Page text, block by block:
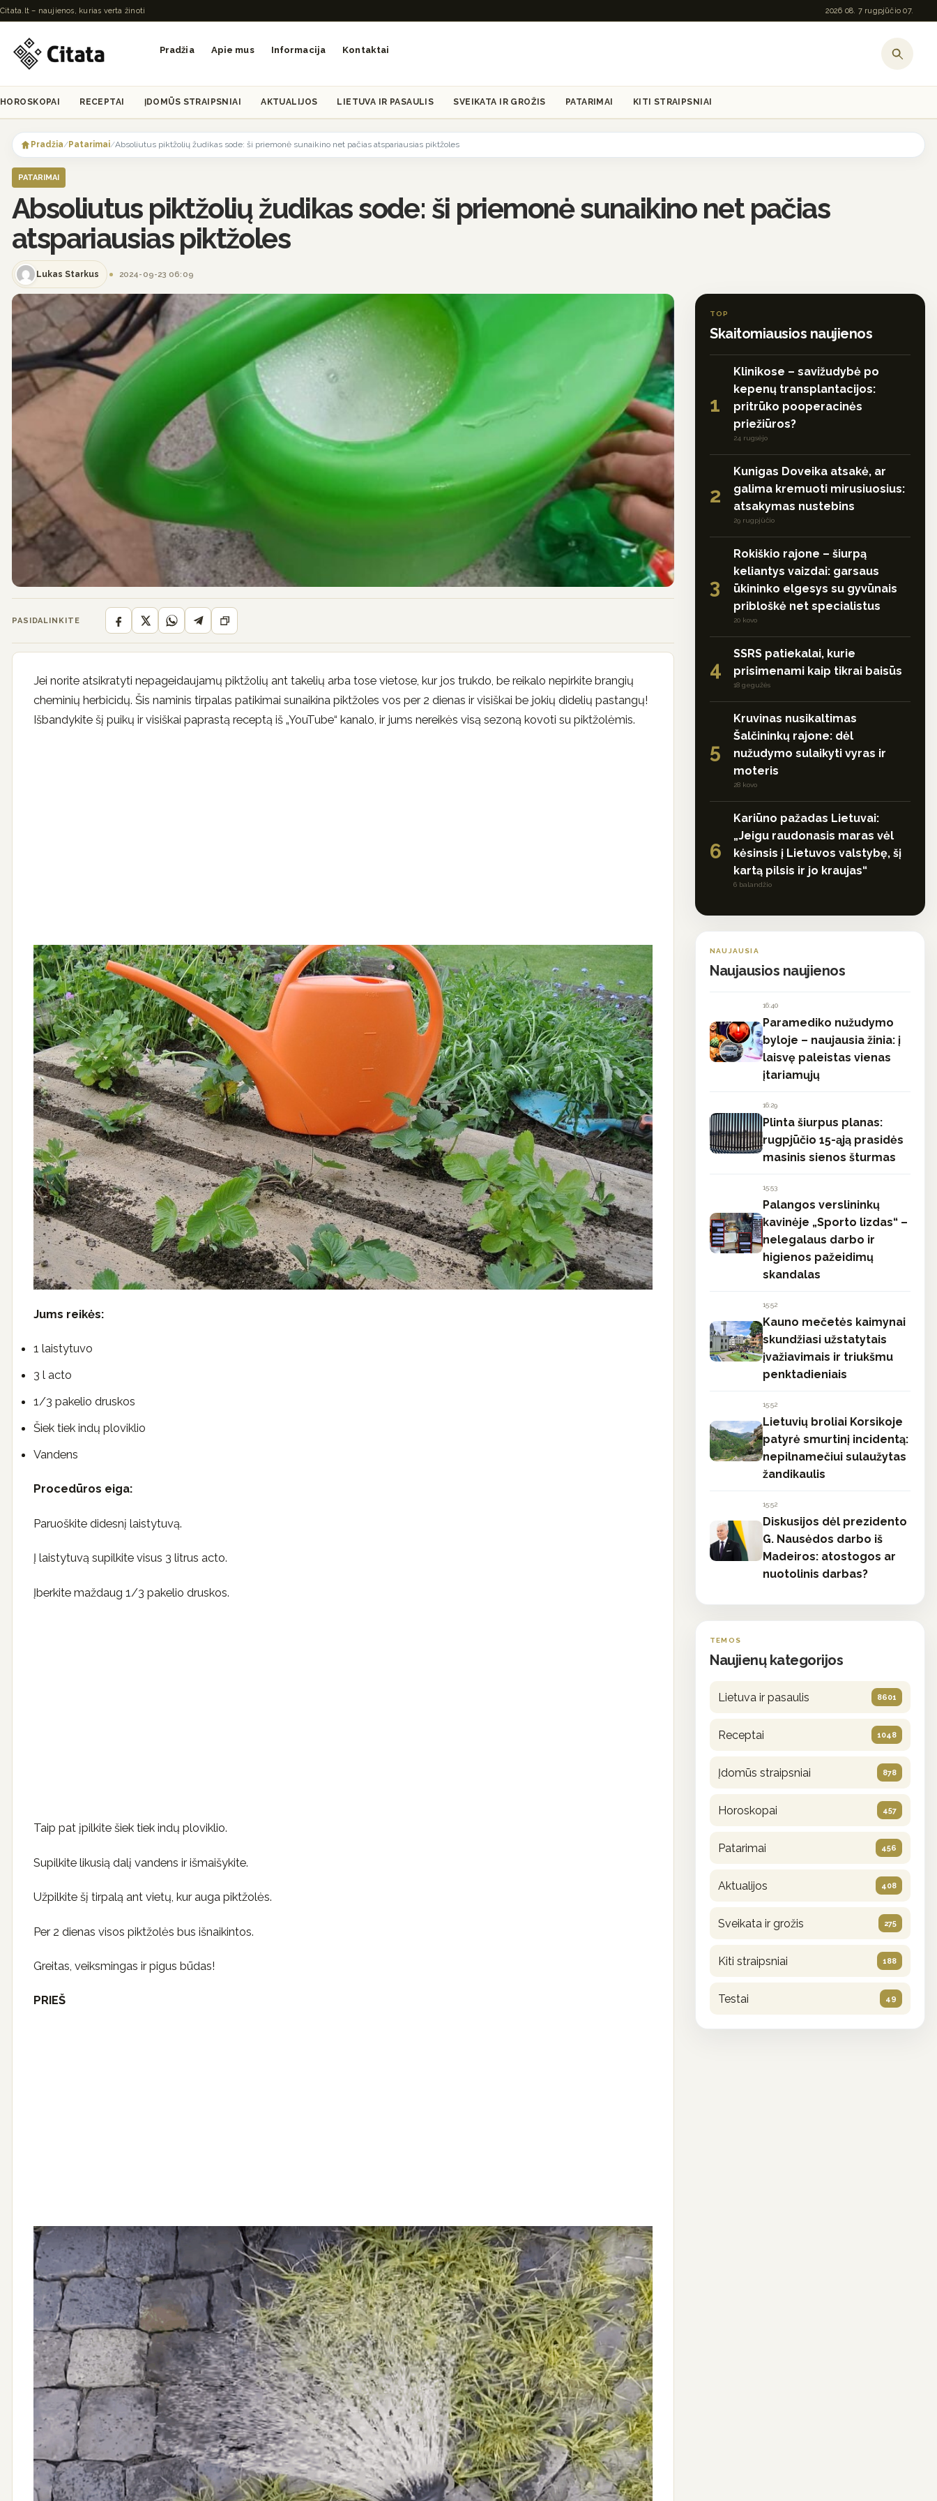
Citata.lt – naujienos, kurias verta žinoti 2026 08. 7 rugpjūčio 07.
Pradžia Apie mus Informacija Kontaktai
HOROSKOPAI RECEPTAI ĮDOMŪS STRAIPSNIAI AKTUALIJOS LIETUVA IR PASAULIS SVEIKATA IR GROŽIS PATARIMAI KITI STRAIPSNIAI
Pradžia/Patarimai/Absoliutus piktžolių žudikas sode: ši priemonė sunaikino net pačias atspariausias piktžoles
PATARIMAI
Absoliutus piktžolių žudikas sode: ši priemonė sunaikino net pačias
atspariausias piktžoles
Lukas Starkus 2024-09-23 06:09
PASIDALINKITE
Jei norite atsikratyti nepageidaujamų piktžolių ant takelių arba tose vietose, kur jos trukdo, be reikalo nepirkite brangių
cheminių herbicidų. Šis naminis tirpalas patikimai sunaikina piktžoles vos per 2 dienas ir visiškai be jokių didelių pastangų!
Išbandykite šį puikų ir visiškai paprastą receptą iš „YouTube“ kanalo, ir jums nereikės visą sezoną kovoti su piktžolėmis.
Jums reikės:
1 laistytuvo
3 l acto
1/3 pakelio druskos
Šiek tiek indų ploviklio
Vandens
Procedūros eiga:
Paruoškite didesnį laistytuvą.
Į laistytuvą supilkite visus 3 litrus acto.
Įberkite maždaug 1/3 pakelio druskos.
Taip pat įpilkite šiek tiek indų ploviklio.
Supilkite likusią dalį vandens ir išmaišykite.
Užpilkite šį tirpalą ant vietų, kur auga piktžolės.
Per 2 dienas visos piktžolės bus išnaikintos.
Greitas, veiksmingas ir pigus būdas!
PRIEŠ
TOP
Skaitomiausios naujienos
1
Klinikose – savižudybė po
kepenų transplantacijos:
pritrūko pooperacinės
priežiūros?
24 rugsėjo
2
Kunigas Doveika atsakė, ar
galima kremuoti mirusiuosius:
atsakymas nustebins
29 rugpjūčio
3
Rokiškio rajone – šiurpą
keliantys vaizdai: garsaus
ūkininko elgesys su gyvūnais
pribloškė net specialistus
20 kovo
4
SSRS patiekalai, kurie
prisimenami kaip tikrai baisūs
18 gegužės
5
Kruvinas nusikaltimas
Šalčininkų rajone: dėl
nužudymo sulaikyti vyras ir
moteris
28 kovo
6
Kariūno pažadas Lietuvai:
„Jeigu raudonasis maras vėl
kėsinsis į Lietuvos valstybę, šį
kartą pilsis ir jo kraujas“
6 balandžio
NAUJAUSIA
Naujausios naujienos
16:40
Paramediko nužudymo
byloje – naujausia žinia: į
laisvę paleistas vienas
įtariamųjų
16:29
Plinta šiurpus planas:
rugpjūčio 15-ąją prasidės
masinis sienos šturmas
15:53
Palangos verslininkų
kavinėje „Sporto lizdas“ –
nelegalaus darbo ir
higienos pažeidimų
skandalas
15:52
Kauno mečetės kaimynai
skundžiasi užstatytais
įvažiavimais ir triukšmu
penktadieniais
15:52
Lietuvių broliai Korsikoje
patyrė smurtinį incidentą:
nepilnamečiui sulaužytas
žandikaulis
15:52
Diskusijos dėl prezidento
G. Nausėdos darbo iš
Madeiros: atostogos ar
nuotolinis darbas?
TEMOS
Naujienų kategorijos
Lietuva ir pasaulis 8601
Receptai 1048
Įdomūs straipsniai 878
Horoskopai 457
Patarimai 456
Aktualijos 408
Sveikata ir grožis 275
Kiti straipsniai 188
Testai 49